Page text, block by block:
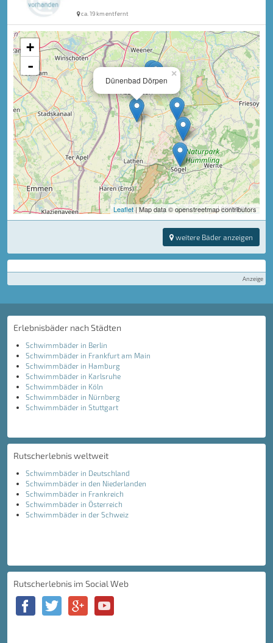
ca. 19 km entfernt
×
Dünenbad Dörpen
+
-
Leaflet| Map data © openstreetmap contributors
weitere Bäder anzeigen
Anzeige
Erlebnisbäder nach Städten
Schwimmbäder in Berlin
Schwimmbäder in Frankfurt am Main
Schwimmbäder in Hamburg
Schwimmbäder in Karlsruhe
Schwimmbäder in Köln
Schwimmbäder in Nürnberg
Schwimmbäder in Stuttgart
Rutscherlebnis weltweit
Schwimmbäder in Deutschland
Schwimmbäder in den Niederlanden
Schwimmbäder in Frankreich
Schwimmbäder in Österreich
Schwimmbäder in der Schweiz
Rutscherlebnis im Social Web